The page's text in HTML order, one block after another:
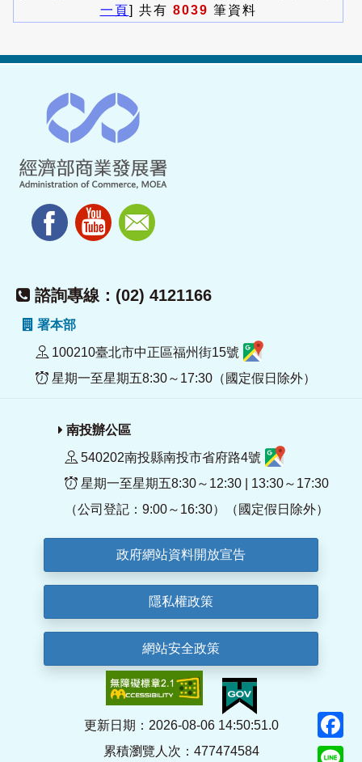
一頁] 共有 8039 筆資料
諮詢專線：(02) 4121166
署本部
100210臺北市中正區福州街15號
星期一至星期五8:30～17:30（國定假日除外）
南投辦公區
540202南投縣南投市省府路4號
星期一至星期五8:30～12:30 | 13:30～17:30
（公司登記：9:00～16:30）（國定假日除外）
政府網站資料開放宣告
隱私權政策
網站安全政策
更新日期：2026-08-06 14:50:51.0
累積瀏覽人次：477474584